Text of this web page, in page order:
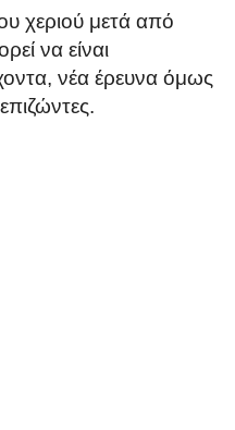
χεριού μετά από
να είναι
νέα έρευνα όμως